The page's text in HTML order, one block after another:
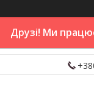
Друзі! Ми